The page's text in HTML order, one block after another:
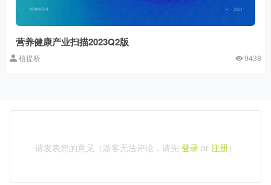
营养健康产业扫描2023Q2版
植提桥 9438
请发表您的意见（游客无法评论，请先 登录or 注册）